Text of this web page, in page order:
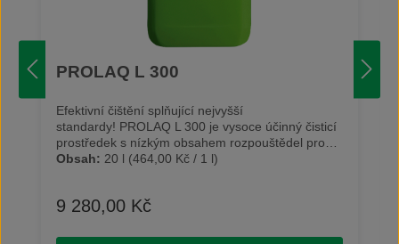
PROLAQ L 300
Efektivní čištění splňující nejvyšší
standardy! PROLAQ L 300 je vysoce účinný čisticí
prostředek s nízkým obsahem rozpouštědel pro
strojní použití. Na odstraňování barev, laků a
a dlouhá životnost činí z tohoto produktu ideální
„odstraňování barev z komponentů“. Tento čisticí
Obsah: 20 l (464,00 Kč / 1 l)
Běžná cena:
9 280,00 Kč